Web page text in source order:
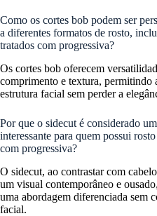
Como os cortes bob podem ser
a diferentes formatos de rosto,
tratados com progressiva?
Os cortes bob oferecem
comprimento e textura, permitindo
estrutura facial sem perder a
Por que o sidecut é considerado
interessante para quem possui
com progressiva?
O sidecut, ao contrastar com
um visual contemporâneo e
uma abordagem diferenciada sem
facial.